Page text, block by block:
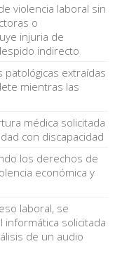
violencia laboral sin
o
injuria de
indirecto
extraídas
mientras las
médica solicitada
con discapacidad
los derechos de
económica y
laboral, se
informática solicitada
de un audio